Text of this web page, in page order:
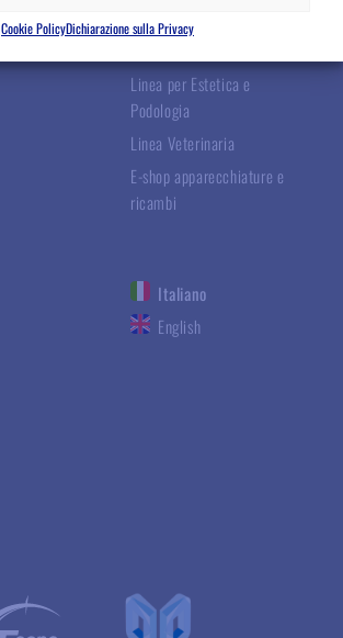
Cookie PolicyDichiarazione sulla Privacy
Linea Chirurgica
Linea per Estetica e
Podologia
Linea Veterinaria
E-shop apparecchiature e
ricambi
Italiano
English